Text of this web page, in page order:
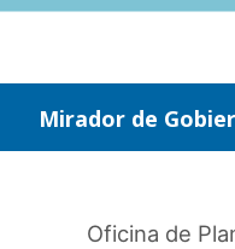
Saltar
Mirador de
Oficina de